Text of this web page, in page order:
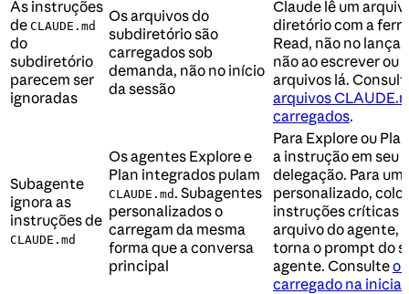
As instruções
de CLAUDE.md
do
subdiretório
parecem ser
ignoradas
Os arquivos do
subdiretório são
carregados sob
demanda, não no início
da sessão
Claude lê um
diretório com a
Read, não no
não ao escrever ou
arquivos lá.
arquivos
carregados.
Subagente
ignora as
instruções de
CLAUDE.md
Os agentes Explore e
Plan integrados pulam
CLAUDE.md . Subagentes
personalizados o
carregam da mesma
forma que a conversa
principal
Para Explore ou
a instrução em seu
delegação. Para
personalizado,
instruções críticas
arquivo do agente,
torna o prompt do
agente. Consulteo
carregado na